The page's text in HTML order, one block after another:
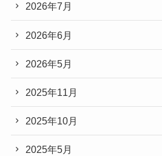
2026年7月
2026年6月
2026年5月
2025年11月
2025年10月
2025年5月